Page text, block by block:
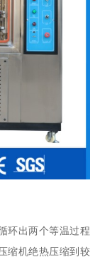
环出两个等温过程
缩机绝热压缩到较